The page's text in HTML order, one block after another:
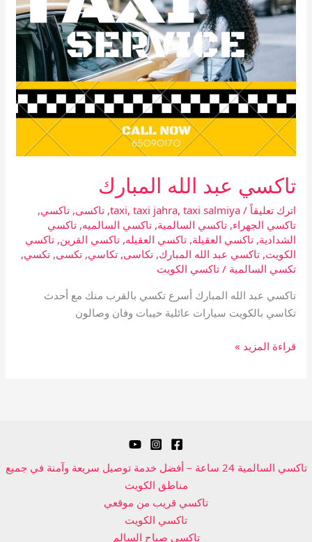
تاكسي عبد الله المبارك
اترك تعليقاً /
taxi, taxi jahra, taxi salmiya
,تاكسى,تاكسي,
تاكسي الجهراء,تاكسي السالمية,تاكسي السالميه,تاكسي
الشدادية,تاكسي العقيلة,تاكسي العقيله,تاكسي القرين,تاكسي
الكويت,تاكسي عبد الله المبارك,تكاسى,تكاسي,تكسى,تكسي,
تكسي السالمية /تاكسي الكويت
تاكسي عبد الله المبارك أسرع تكسي بالقرب منك مع أحدث
تكاسي بالكويت سيارات عائلية حيبات وفان وصالون
قراءة المزيد »
تاكسي السالمية 24 ساعة – أفضل خدمة توصيل سريعة وآمنة في جميع
مناطق الكويت
تاكسي قريب من موقعي
تاكسي الكويت
تاكسي صباح السالم